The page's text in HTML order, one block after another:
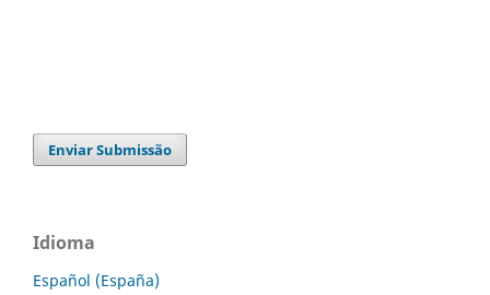
Enviar Submissão
Idioma
Español (España)